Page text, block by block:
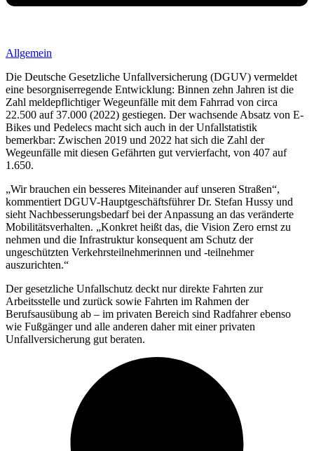
Allgemein
Die Deutsche Gesetzliche Unfallversicherung (DGUV) vermeldet
eine besorgniserregende Entwicklung: Binnen zehn Jahren ist die
Zahl meldepflichtiger Wegeunfälle mit dem Fahrrad von circa
22.500 auf 37.000 (2022) gestiegen. Der wachsende Absatz von E-
Bikes und Pedelecs macht sich auch in der Unfallstatistik
bemerkbar: Zwischen 2019 und 2022 hat sich die Zahl der
Wegeunfälle mit diesen Gefährten gut vervierfacht, von 407 auf
1.650.
„Wir brauchen ein besseres Miteinander auf unseren Straßen“,
kommentiert DGUV-Hauptgeschäftsführer Dr. Stefan Hussy und
sieht Nachbesserungsbedarf bei der Anpassung an das veränderte
Mobilitätsverhalten. „Konkret heißt das, die Vision Zero ernst zu
nehmen und die Infrastruktur konsequent am Schutz der
ungeschützten Verkehrsteilnehmerinnen und -teilnehmer
auszurichten.“
Der gesetzliche Unfallschutz deckt nur direkte Fahrten zur
Arbeitsstelle und zurück sowie Fahrten im Rahmen der
Berufsausübung ab – im privaten Bereich sind Radfahrer ebenso
wie Fußgänger und alle anderen daher mit einer privaten
Unfallversicherung gut beraten.